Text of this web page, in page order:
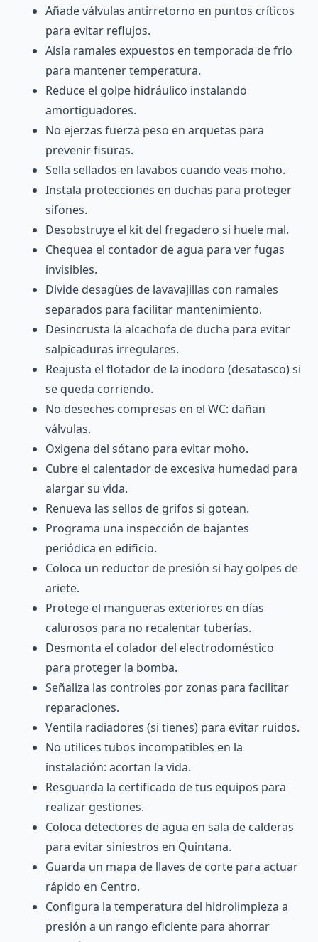
Añade válvulas antirretorno en puntos críticos
para evitar reflujos.
Aísla ramales expuestos en temporada de frío
para mantener temperatura.
Reduce el golpe hidráulico instalando
amortiguadores.
No ejerzas fuerza peso en arquetas para
prevenir fisuras.
Sella sellados en lavabos cuando veas moho.
Instala protecciones en duchas para proteger
sifones.
Desobstruye el kit del fregadero si huele mal.
Chequea el contador de agua para ver fugas
invisibles.
Divide desagües de lavavajillas con ramales
separados para facilitar mantenimiento.
Desincrusta la alcachofa de ducha para evitar
salpicaduras irregulares.
Reajusta el flotador de la inodoro (desatasco) si
se queda corriendo.
No deseches compresas en el WC: dañan
válvulas.
Oxigena del sótano para evitar moho.
Cubre el calentador de excesiva humedad para
alargar su vida.
Renueva las sellos de grifos si gotean.
Programa una inspección de bajantes
periódica en edificio.
Coloca un reductor de presión si hay golpes de
ariete.
Protege el mangueras exteriores en días
calurosos para no recalentar tuberías.
Desmonta el colador del electrodoméstico
para proteger la bomba.
Señaliza las controles por zonas para facilitar
reparaciones.
Ventila radiadores (si tienes) para evitar ruidos.
No utilices tubos incompatibles en la
instalación: acortan la vida.
Resguarda la certificado de tus equipos para
realizar gestiones.
Coloca detectores de agua en sala de calderas
para evitar siniestros en Quintana.
Guarda un mapa de llaves de corte para actuar
rápido en Centro.
Configura la temperatura del hidrolimpieza a
presión a un rango eficiente para ahorrar